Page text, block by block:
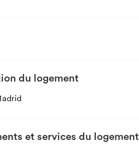
du logement
et services du logement